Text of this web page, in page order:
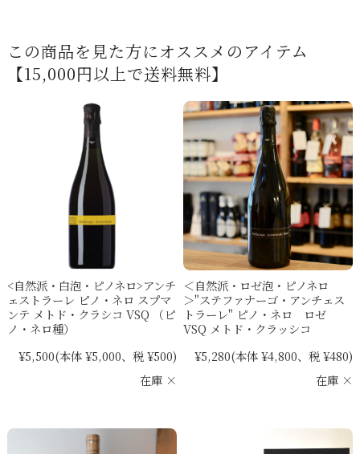
この商品を見た方にオススメのアイテム
【15,000円以上で送料無料】
<自然派・白泡・ピノネロ>アンチ
ェストラーレ ピノ・ネロ スプマ
ンテ メトド・クラシコ VSQ （ピ
ノ・ネロ種）
¥5,500(本体 ¥5,000、税 ¥500)
在庫 ×
＜自然派・ロゼ泡・ピノネロ
＞"ステファナーゴ・アンチェス
トラーレ" ピノ・ネロ ロゼ
VSQ メトド・クラッシコ
¥5,280(本体 ¥4,800、税 ¥480)
在庫 ×